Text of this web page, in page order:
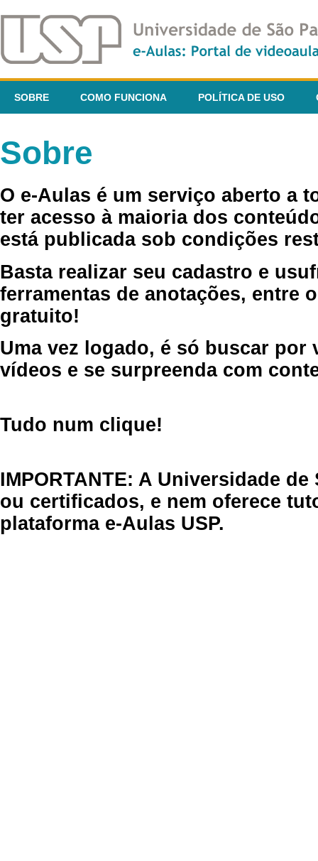
SOBRE COMO FUNCIONA POLÍTICA DE USO
Sobre
O e-Aulas é um serviço aberto a
ter acesso à maioria dos
está publicada sob condições
Basta realizar seu cadastro e
ferramentas de anotações, entre
gratuito!
Uma vez logado, é só buscar por
vídeos e se surpreenda com
Tudo num clique!
IMPORTANTE: A Universidade
ou certificados, e nem oferece
plataforma e-Aulas USP.